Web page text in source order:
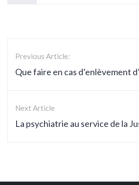
Previous Article:
Que faire en cas d’enlèvement
Next Article
La psychiatrie au service de la